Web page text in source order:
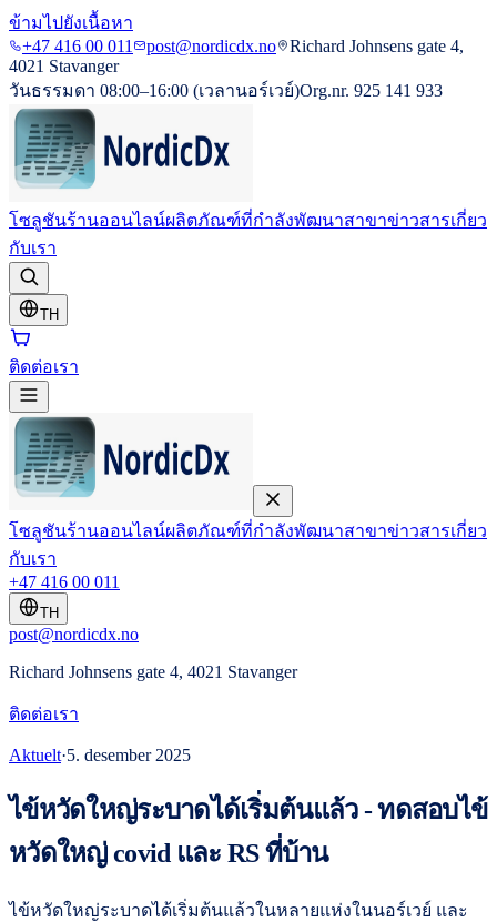
ข้ามไปยังเนื้อหา
+47 416 00 011
post@nordicdx.no
Richard Johnsens gate 4,
4021 Stavanger
วันธรรมดา 08:00–16:00 (เวลานอร์เวย์)Org.nr. 925 141 933
โซลูชันร้านออนไลน์ผลิตภัณฑ์ที่กำลังพัฒนาสาขาข่าวสารเกี่ยว
กับเรา
TH
ติดต่อเรา
โซลูชันร้านออนไลน์ผลิตภัณฑ์ที่กำลังพัฒนาสาขาข่าวสารเกี่ยว
กับเรา
+47 416 00 011
TH
post@nordicdx.no
Richard Johnsens gate 4, 4021 Stavanger
ติดต่อเรา
Aktuelt·5. desember 2025
ไข้หวัดใหญ่ระบาดได้เริ่มต้นแล้ว - ทดสอบไข้
หวัดใหญ่ covid และ RS ที่บ้าน
ไข้หวัดใหญ่ระบาดได้เริ่มต้นแล้วในหลายแห่งในนอร์เวย์ และ